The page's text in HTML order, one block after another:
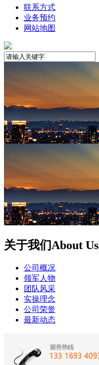
联系方式
业务预约
网站地图
关于我们About Us
公司概况
领军人物
团队风采
实操理念
公司荣誉
最新动态